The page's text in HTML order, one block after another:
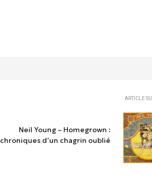
ARTICLE
Neil Young – Homegrown :
chroniques d’un chagrin oublié